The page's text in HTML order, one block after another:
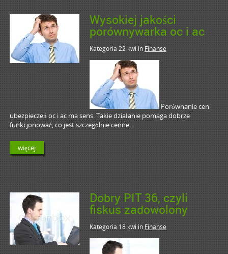
Wysokiej jakości
porównywarka oc i ac
Kategoria 22 kwiin Finanse
Porównanie cen
ubezpieczeń oc i ac ma sens. Takie działanie pomaga dobrze
funkcjonować, co jest szczególnie cenne...
więcej
Dobry PIT 36, czyli
fiskus zadowolony
Kategoria 18 kwiin Finanse